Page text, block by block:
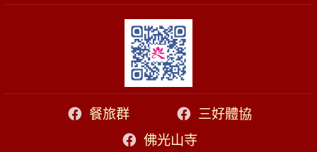
餐旅群
三好體協
佛光山寺